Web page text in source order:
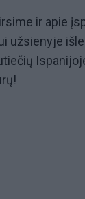
ir apie
užsienyje